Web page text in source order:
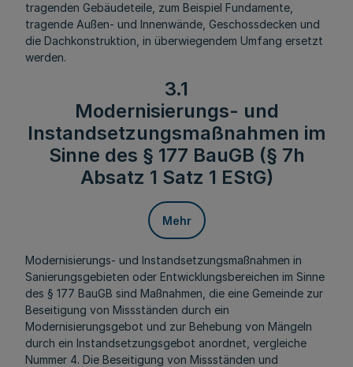
tragenden Gebäudeteile, zum Beispiel Fundamente,
tragende Außen- und Innenwände, Geschossdecken und
die Dachkonstruktion, in überwiegendem Umfang ersetzt
werden.
3.1
Modernisierungs- und
Instandsetzungsmaßnahmen im
Sinne des § 177 BauGB (§ 7h
Absatz 1 Satz 1 EStG)
Mehr
Modernisierungs- und Instandsetzungsmaßnahmen in
Sanierungsgebieten oder Entwicklungsbereichen im Sinne
des § 177 BauGB sind Maßnahmen, die eine Gemeinde zur
Beseitigung von Missständen durch ein
Modernisierungsgebot und zur Behebung von Mängeln
durch ein Instandsetzungsgebot anordnet, vergleiche
Nummer 4. Die Beseitigung von Missständen und